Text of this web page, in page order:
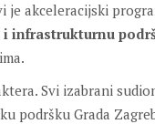
akceleracijski
infrastrukturnu
Svi izabrani
podršku Grada